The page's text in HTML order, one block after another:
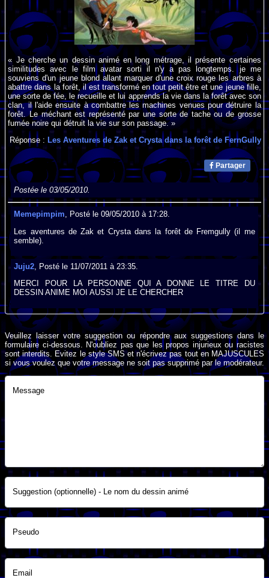
« Je cherche un dessin animé en long métrage, il présente certaines
similitudes avec le film avatar sorti il n'y a pas longtemps. je me
souviens d'un jeune blond allant marquer d'une croix rouge les arbres à
abattre dans la forêt, il est transformé en tout petit être et une jeune fille,
une sorte de fée, le recueille et lui apprends la vie dans la forêt avec son
clan, il l'aide ensuite à combattre les machines venues pour détruire la
forêt. Le méchant est représenté par une sorte de tache ou de grosse
fumée noire qui détruit la vie sur son passage. »
Réponse : Les Aventures de Zak et Crysta dans la forêt de FernGully
Partager
Postée le 03/05/2010.
Memepimpim, Posté le 09/05/2010 à 17:28.
Les aventures de Zak et Crysta dans la forêt de Fremgully (il me
semble).
Juju2, Posté le 11/07/2011 à 23:35.
MERCI POUR LA PERSONNE QUI A DONNE LE TITRE DU
DESSIN ANIME MOI AUSSI JE LE CHERCHER
Veuillez laisser votre suggestion ou répondre aux suggestions dans le
formulaire ci-dessous. N'oubliez pas que les propos injurieux ou racistes
sont interdits. Evitez le style SMS et n'écrivez pas tout en MAJUSCULES
si vous voulez que votre message ne soit pas supprimé par le modérateur.
Message
Suggestion (optionnelle) - Le nom du dessin animé
Pseudo
Email